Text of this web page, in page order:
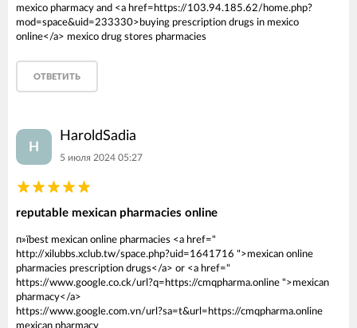
mexico pharmacy and <a href=https://103.94.185.62/home.php?
mod=space&uid=233330>buying prescription drugs in mexico
online</a> mexico drug stores pharmacies
ОТВЕТИТЬ
H
HaroldSadia
5 июля 2024 05:27
reputable mexican pharmacies online
п»їbest mexican online pharmacies <a href="
http://xilubbs.xclub.tw/space.php?uid=1641716 ">mexican online
pharmacies prescription drugs</a> or <a href="
https://www.google.co.ck/url?q=https://cmqpharma.online ">mexican
pharmacy</a>
https://www.google.com.vn/url?sa=t&url=https://cmqpharma.online